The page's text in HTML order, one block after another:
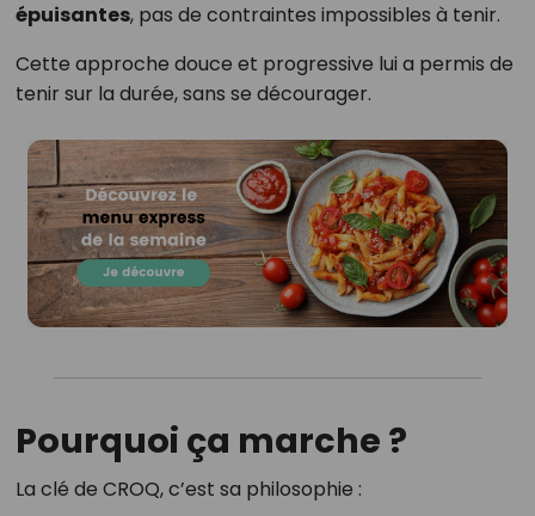
épuisantes, pas de contraintes impossibles à tenir.
Cette approche douce et progressive lui a permis de
tenir sur la durée, sans se décourager.
Pourquoi ça marche ?
La clé de CROQ, c’est sa philosophie :